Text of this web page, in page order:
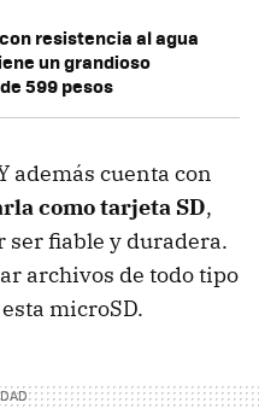
resistencia al agua
un grandioso
599 pesos
además cuenta con
como tarjeta SD,
ser fiable y duradera.
archivos de todo tipo
microSD.